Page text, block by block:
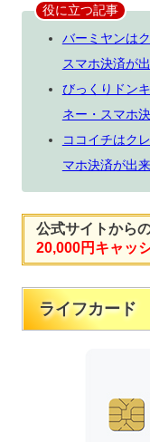
役に立つ記事
バーミヤンは
スマホ決済が
びっくりドン
ネー・スマホ
ココイチはク
マホ決済が出
公式サイトから
20,000円キャッ
ライフカード